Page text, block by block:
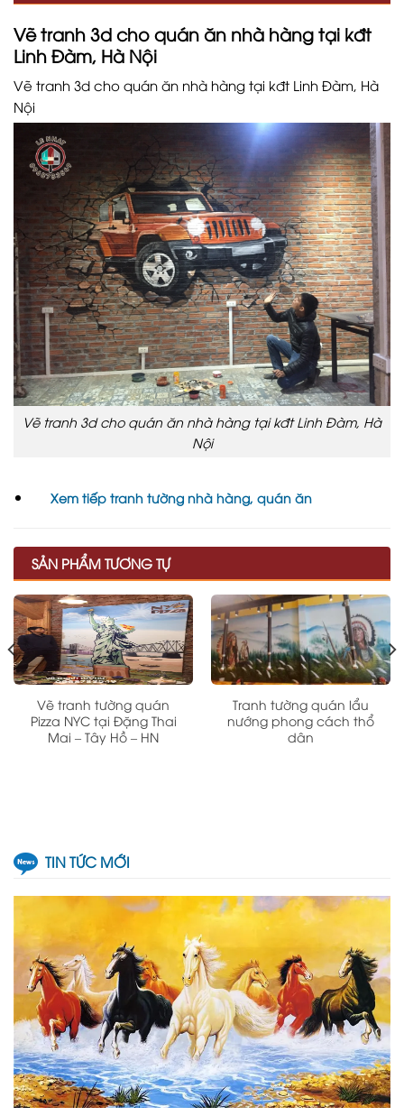
Vẽ tranh 3d cho quán ăn nhà hàng tại kđt
Linh Đàm, Hà Nội
Vẽ tranh 3d cho quán ăn nhà hàng tại kđt Linh Đàm, Hà
Nội
Vẽ tranh 3d cho quán ăn nhà hàng tại kđt Linh Đàm, Hà
Nội
Xem tiếp tranh tường nhà hàng, quán ăn
SẢN PHẨM TƯƠNG TỰ
Vẽ tranh tường quán
Pizza NYC tại Đặng Thai
Mai – Tây Hồ – HN
Tranh tường quán lẩu
nướng phong cách thổ
dân
TIN TỨC MỚI